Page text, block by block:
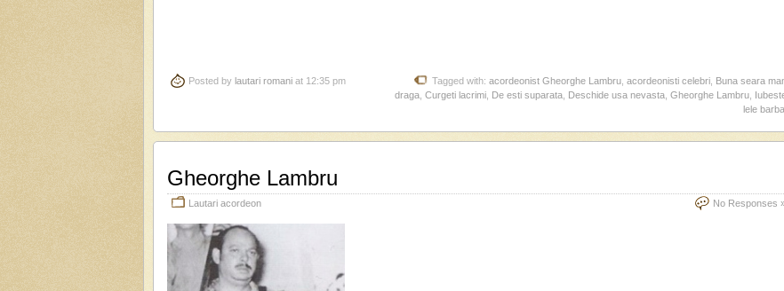
Posted by lautari romani at 12:35 pm Tagged with: acordeonist Gheorghe Lambru acordeonisti celebri
Buna seara
draga Curgeti lacrimi De esti suparata Deschide usa nevasta Gheorghe Lambru
lele
Gheorghe Lambru
Lautari acordeon No Responses